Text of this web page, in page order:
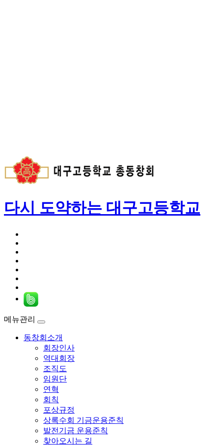
다시 도약하는 대구고등학교
메뉴관리
동창회소개
회장인사
역대회장
조직도
임원단
연혁
회칙
포상규정
상록수회 기금운용준칙
발전기금 운용준칙
찾아오시는 길